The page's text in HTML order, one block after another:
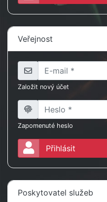
Veřejnost
Založit nový účet
Zapomenuté heslo
Přihlásit
Poskytovatel služeb